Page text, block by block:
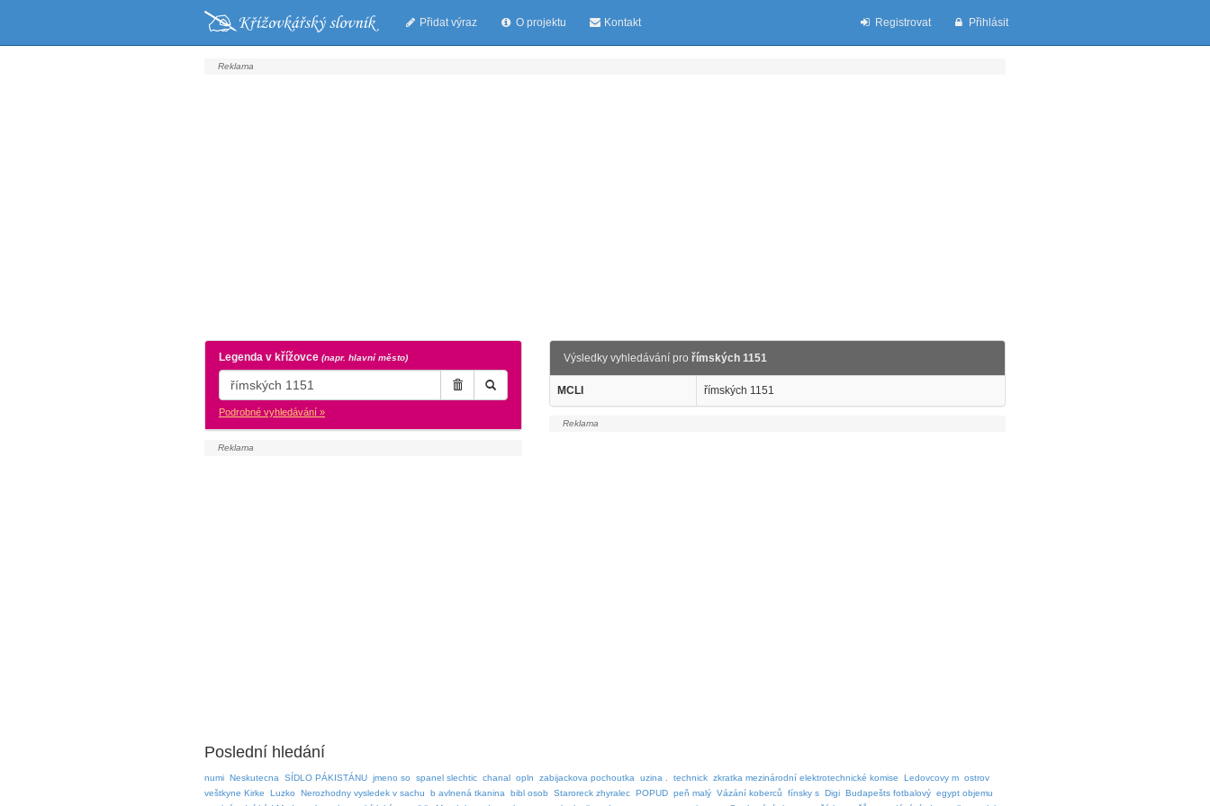
Přidat výraz O projektu Kontakt Registrovat Přihlásit
Legenda v křížovce (napr. hlavní město)
Podrobné vyhledávání »
Výsledky vyhledávání prořímských 1151
MCLI římských 1151
Poslední hledání
numi Neskutecna SÍDLO PÁKISTÁNU jmeno so spanel slechtic chanal opln zabijackova pochoutka uzina . technick zkratka mezinárodní elektrotechnické komise Ledovcovy m ostrov
veštkyne Kirke
Luzko Nerozhodny vysledek v sachu b avlnená tkanina bibl osob Staroreck zhyralec POPUD peň malý Vázání koberců fínsky s Digi Budapešts fotbalový egypt objemu